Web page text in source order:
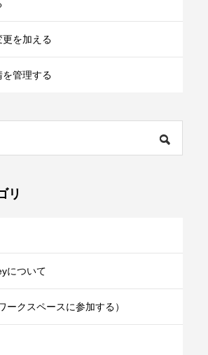
更を加える
管理する
リ
について
ークスペースに参加する）